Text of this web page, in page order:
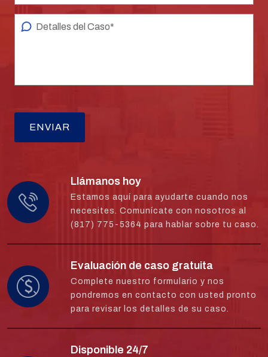
Llámanos hoy
Estamos aquí para ayudarte cuando nos
necesites. Comunícate con nosotros al
(817) 775-5364 para hablar sobre tu caso.
Evaluación de caso gratuita
Complete nuestro formulario y nos
pondremos en contacto con usted pronto
para revisar los detalles de su caso.
Disponible 24/7